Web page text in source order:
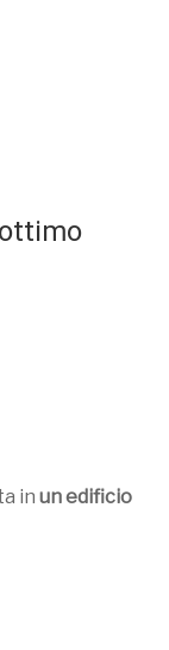
in un edificio